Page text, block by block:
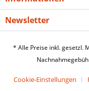
Newsletter
* Alle Preise inkl. gesetzl.
Cookie-Einstellungen